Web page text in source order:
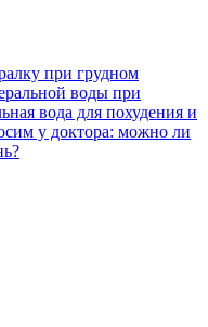
при грудном
воды при
вода для похудения и
у доктора: можно ли